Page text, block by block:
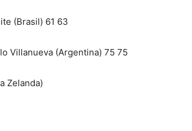
(Brasil) 61 63
Villanueva (Argentina) 75 75
Zelanda)